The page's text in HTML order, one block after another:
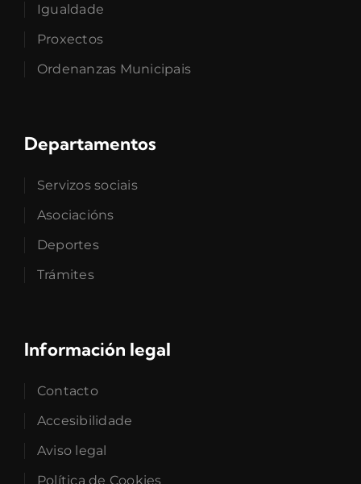
Igualdade
Proxectos
Ordenanzas Municipais
Departamentos
Servizos sociais
Asociacións
Deportes
Trámites
Información legal
Contacto
Accesibilidade
Aviso legal
Política de Cookies